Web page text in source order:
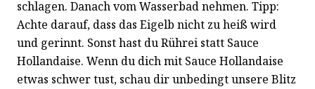
schlagen. Danach vom Wasserbad nehmen. Tipp:
Achte darauf, dass das Eigelb nicht zu heiß wird
und gerinnt. Sonst hast du Rührei statt Sauce
Hollandaise. Wenn du dich mit Sauce Hollandaise
etwas schwer tust, schau dir unbedingt unsere Blitz